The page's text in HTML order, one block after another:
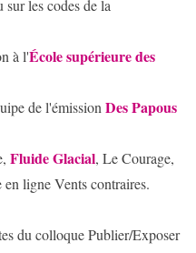
les codes de la
à l'École supérieure des
de l'émission Des Papous
Fluide Glacial, Le Courage,
ligne Vents contraires.
du colloque Publier/Exposer